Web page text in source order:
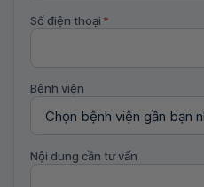
Số điện thoại *
Bệnh viện
Nội dung cần tư vấn